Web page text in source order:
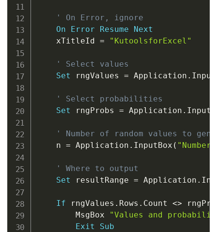
' On Error, ignore
On
Error Resume
Next
    xTitleId
= "KutoolsforExcel"
' Select values
Set rngValues = Application .
' Select probabilities
Set rngProbs = Application .
' Number of random values to
    n
= Application . InputBox (
' Where to output
Set resultRange = Application .
If rngValues . Rows . Count <>
        MsgBox
"Values and
Exit
Sub